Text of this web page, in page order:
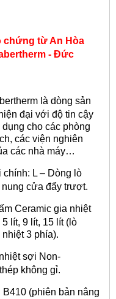
chứng từ An Hòa
- Đức
là dòng sản
đại với độ tin cậy
cho các phòng
các viện nghiên
các nhà máy…
L – Dòng lò
cửa đẩy trượt.
Ceramic gia nhiệt
lít, 9 lít, 15 lít (lò
3 phía).
sợi Non-
không gỉ.
(phiên bản nâng